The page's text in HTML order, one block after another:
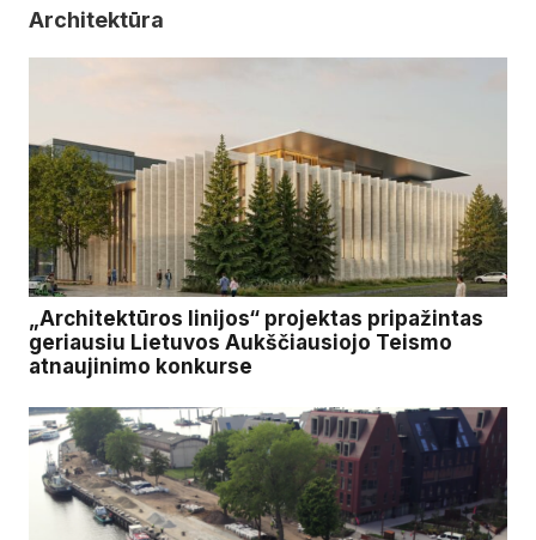
Architektūra
„Architektūros linijos“ projektas pripažintas
geriausiu Lietuvos Aukščiausiojo Teismo
atnaujinimo konkurse